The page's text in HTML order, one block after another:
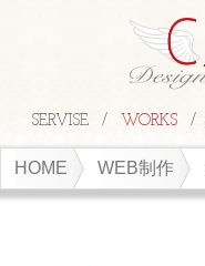
SERVISE WORKS
HOME WEB制作